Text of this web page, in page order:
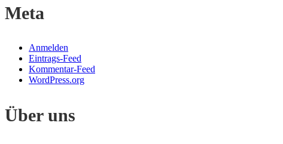
Meta
Anmelden
Eintrags-Feed
Kommentar-Feed
WordPress.org
Über uns